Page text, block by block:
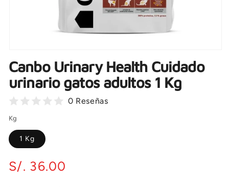
elemento
multimedia
en
ventana
modal
Canbo Urinary Health Cuidado
urinario gatos adultos 1 Kg
0 Reseñas
Kg
1 Kg
Precio
S/. 36.00